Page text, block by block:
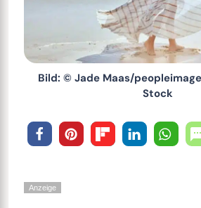
Bild: © Jade Maas/
Stock
Anzeige